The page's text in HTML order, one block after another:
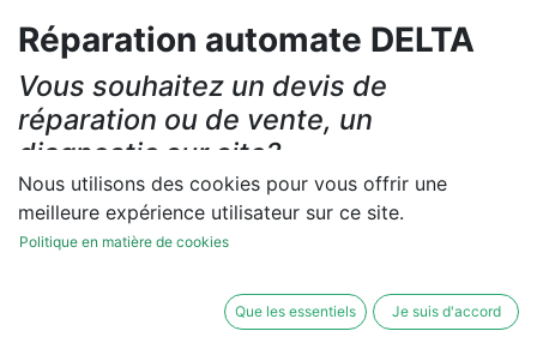
Réparation automate DELTA
Vous souhaitez un devis de
réparation ou de vente, un
diagnostic sur site?
Contactez-nous
Les réparations et les ventes sont garanties
Nous utilisons des cookies pour vous offrir une
meilleure expérience utilisateur sur ce site.
Politique en matière de cookies
Que les essentiels Je suis d'accord